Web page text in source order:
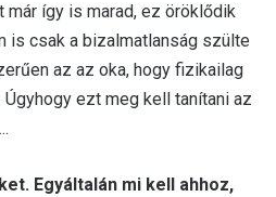
már így is marad, ez öröklődik
is csak a bizalmatlanság szülte
az az oka, hogy fizikailag
ezt meg kell tanítani az
Egyáltalán mi kell ahhoz,